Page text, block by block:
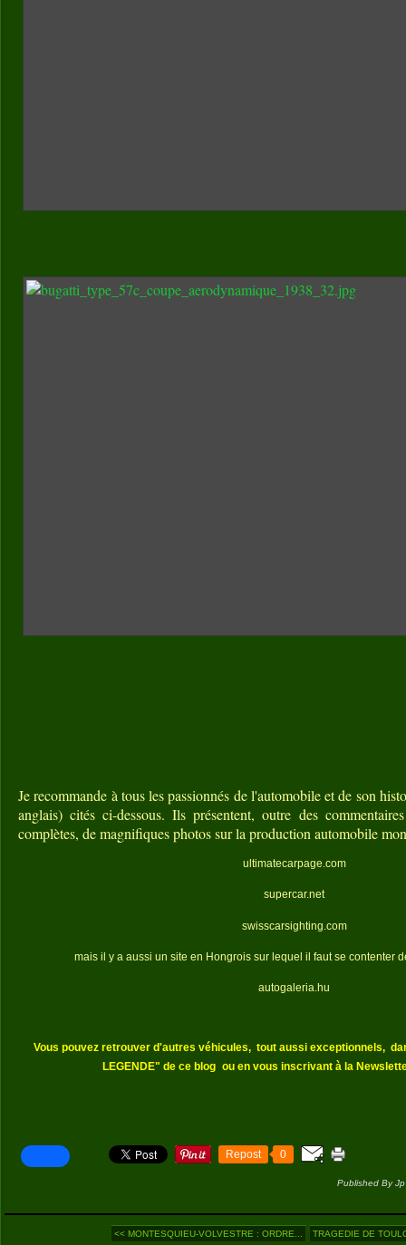
Je recommande à tous les passionnés de l'automobile et de son
anglais) cités ci-dessous. Ils présentent, outre des
complètes, de magnifiques photos sur la production automobile
ultimatecarpage.com
supercar.net
swisscarsighting.com
mais il y a aussi un site en Hongrois sur lequel il faut se contenter
autogaleria.hu
Vous pouvez retrouver d'autres véhicules, tout aussi exceptionnels,
LEGENDE" de ce blog ou en vous inscrivant à la
Repost 0
Published By
<< MONTESQUIEU-VOLVESTRE : ORDRE... TRAGEDIE DE